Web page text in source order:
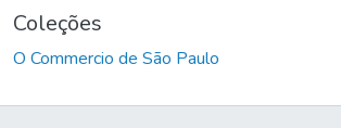
Coleções
O Commercio de São Paulo